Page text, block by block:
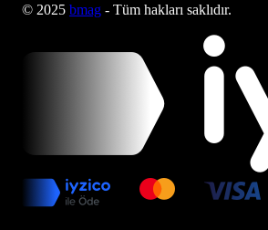
© 2025 bmag - Tüm hakları saklıdır.